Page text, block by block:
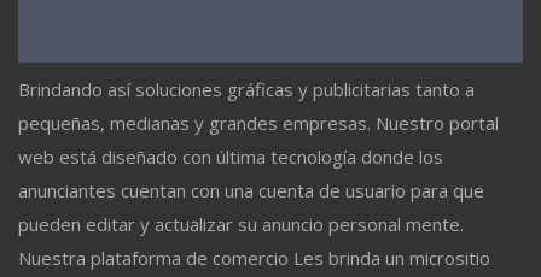
Brindando así soluciones gráficas y publicitarias tanto a
pequeñas, medianas y grandes empresas. Nuestro portal
web está diseñado con última tecnología donde los
anunciantes cuentan con una cuenta de usuario para que
pueden editar y actualizar su anuncio personal mente.
Nuestra plataforma de comercio Les brinda un micrositio